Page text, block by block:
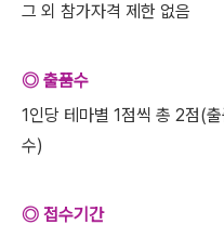
그 외 참가자격 제한 없음
◎ 출품수
1인당 테마별 1점씩 총 2점(
수)
◎ 접수기간